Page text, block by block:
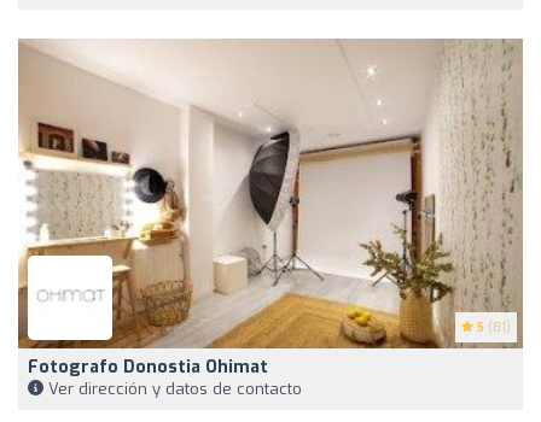
5 (81)
Fotografo Donostia Ohimat
Ver dirección y datos de contacto